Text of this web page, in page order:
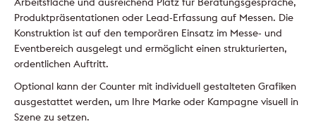
Produktpräsentationen oder Lead-Erfassung auf Messen. Die
Konstruktion ist auf den temporären Einsatz im Messe- und
Eventbereich ausgelegt und ermöglicht einen strukturierten,
ordentlichen Auftritt.
Optional kann der Counter mit individuell gestalteten Grafiken
ausgestattet werden, um Ihre Marke oder Kampagne visuell in
Szene zu setzen.